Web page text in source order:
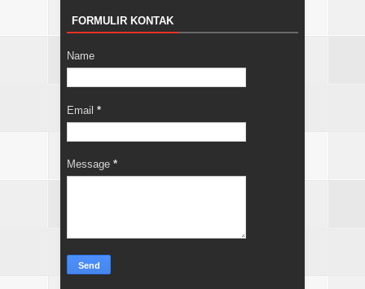
FORMULIR KONTAK
Name
Email *
Message *